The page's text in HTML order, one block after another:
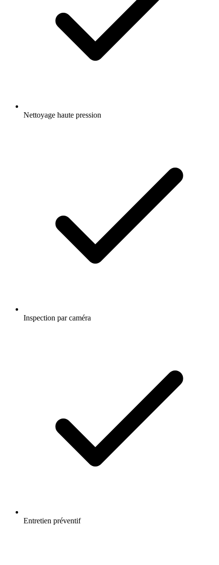
Nettoyage haute pression
Inspection par caméra
Entretien préventif